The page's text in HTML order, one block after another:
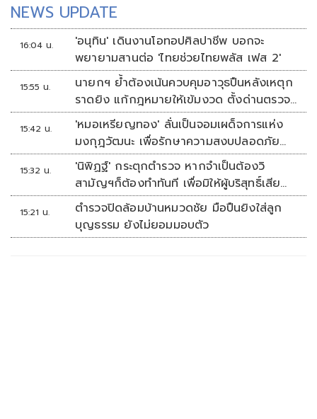
NEWS UPDATE
16:04 น.
'อนุทิน' เดินงานโอทอปศิลปาชีพ บอกจะ
พยายามสานต่อ 'ไทยช่วยไทยพลัส เฟส 2'
15:55 น.
นายกฯ ย้ำต้องเน้นควบคุมอาวุธปืนหลังเหตุก
ราดยิง แก้กฎหมายให้เข้มงวด ตั้งด่านตรวจ
เพิ่ม
15:42 น.
'หมอเหรียญทอง' ลั่นเป็นจอมเผด็จการแห่ง
มงกุฎวัฒนะ เพื่อรักษาความสงบปลอดภัย
ภายในรพ.
15:32 น.
'นิพิฏฐ์' กระตุกตำรวจ หากจำเป็นต้องวิ
สามัญฯก็ต้องทำทันที เพื่อมิให้ผู้บริสุทธิ์เสีย
ชีวิตเพิ่ม
15:21 น.
ตำรวจปิดล้อมบ้านหมวดชัย มือปืนยิงใส่ลูก
บุญธรรม ยังไม่ยอมมอบตัว